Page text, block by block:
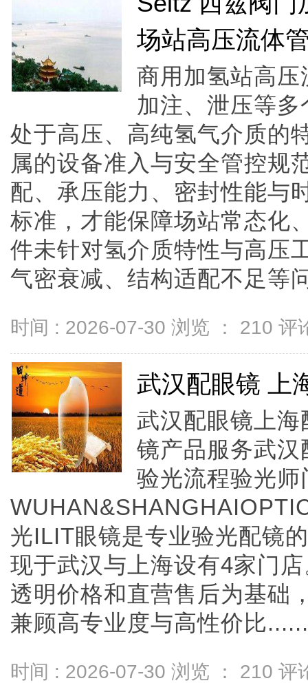
场站高压流体
商用加氢站高
加注、泄压等
处于高压、高纯氢气介质的
属的设备准入与安全管控规
配、承压能力、密封性能与
标准，才能保障场站常态化
件未针对氢介质特性与高压
气密衰减、结构适配不足等
时间 : 2026-07-30 浏览 ： 210 评
武汉配眼镜 上
武汉配眼镜上
镜产品服务武
验光流程验光
光ILIT眼镜是专业验光配镜
现于武汉与上海设有4家门
透明价格和直营售后为基础
兼顾高专业度与高性价比......
时间 : 2026-07-30 浏览 ： 210 评